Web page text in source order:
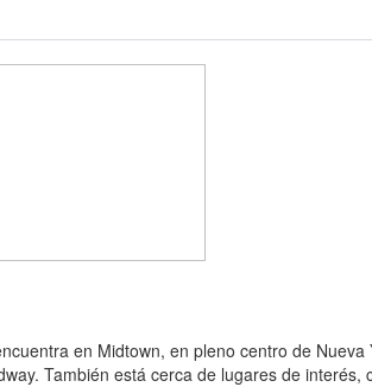
en Midtown, en pleno centro de
También está cerca de lugares de